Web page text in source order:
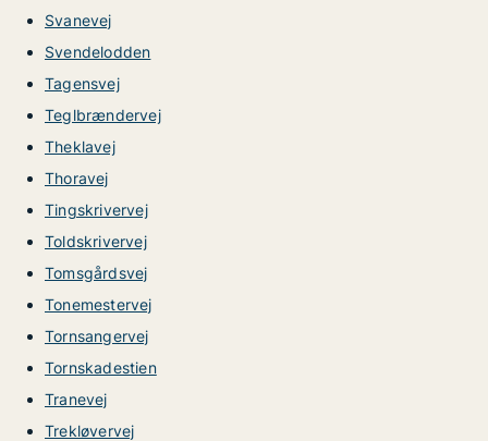
Svanevej
Svendelodden
Tagensvej
Teglbrændervej
Theklavej
Thoravej
Tingskrivervej
Toldskrivervej
Tomsgårdsvej
Tonemestervej
Tornsangervej
Tornskadestien
Tranevej
Trekløvervej